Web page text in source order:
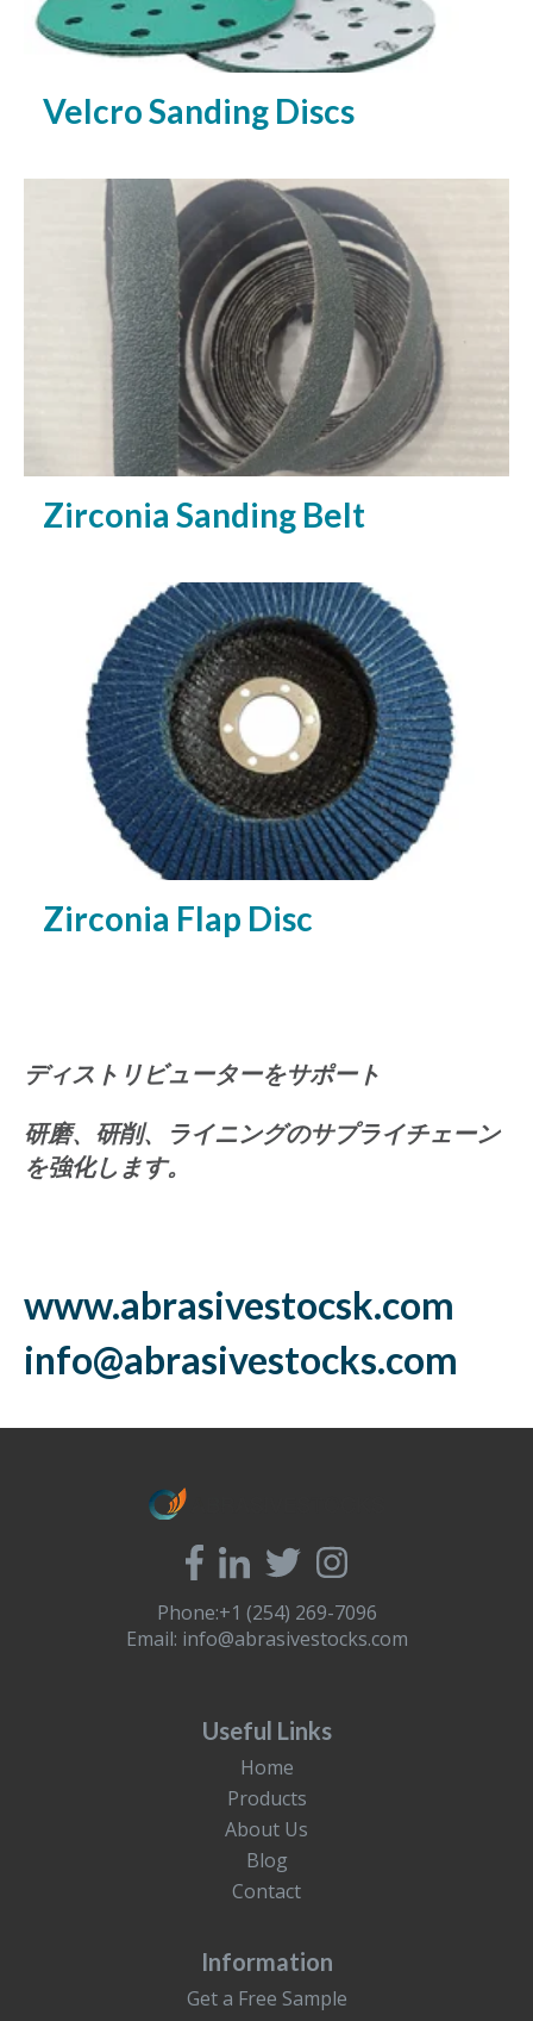
Velcro Sanding Discs
Zirconia Sanding Belt
Zirconia Flap Disc
ディストリビューターをサポート
研磨、研削、ライニングのサプライチェーン
を強化します。
www.abrasivestocsk.com
info@abrasivestocks.com
Phone:+1 (254) 269-7096
Email: info@abrasivestocks.com
Useful Links
Home
Products
About Us
Blog
Contact
Information
Get a Free Sample